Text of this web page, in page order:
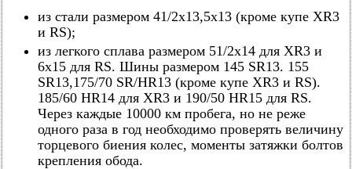
из стали размером 41/2х13,5x13 (кроме купе XR3
и RS);
из легкого сплава размером 51/2х14 для XR3 и
6x15 для RS. Шины размером 145 SR13. 155
SR13,175/70 SR/HR13 (кроме купе XR3 и RS).
185/60 HR14 для XR3 и 190/50 HR15 для RS.
Через каждые 10000 км пробега, но не реже
одного раза в год необходимо проверять величину
торцевого биения колес, моменты затяжки болтов
крепления обода.